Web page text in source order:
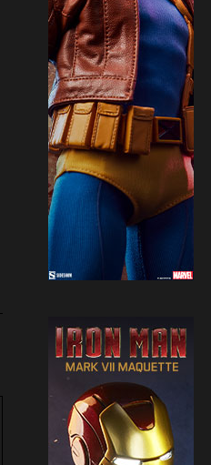
Sideshow presenta la nuova
Premium Format di Punchline!
31 Marzo 2026